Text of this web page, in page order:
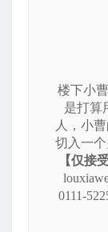
楼下小
是打算
人，小
切入一
【仅接
0111-